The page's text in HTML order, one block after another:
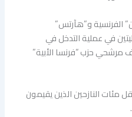
الفرنسية و”هآرتس”
في عملية التدخل في
مرشحي حزب “فرنسا الأبية”
مئات النازحين الذين يقيمون